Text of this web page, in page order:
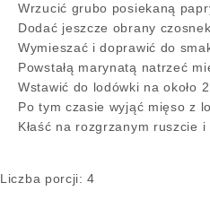
Wrzucić grubo posiekaną
Dodać jeszcze obrany
Wymieszać i doprawić do
Powstałą marynatą natrzeć
Wstawić do lodówki na około
Po tym czasie wyjąć mięso z
Kłaść na rozgrzanym ruszcie
Liczba porcji: 4